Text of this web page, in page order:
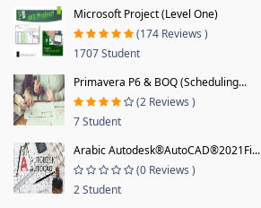
Microsoft Project (Level One)
(174 Reviews )
1707 Student
Primavera P6 & BOQ (Scheduling...
(2 Reviews )
7 Student
Arabic Autodesk®AutoCAD®2021Fi...
(0 Reviews )
2 Student